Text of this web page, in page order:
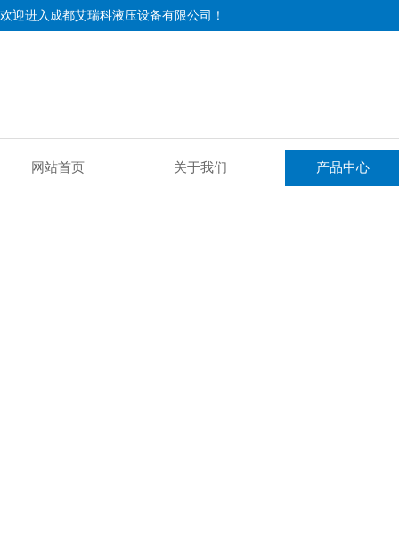
欢迎进入成都艾瑞科液压设备有限公司！
网站首页 关于我们 产品中心